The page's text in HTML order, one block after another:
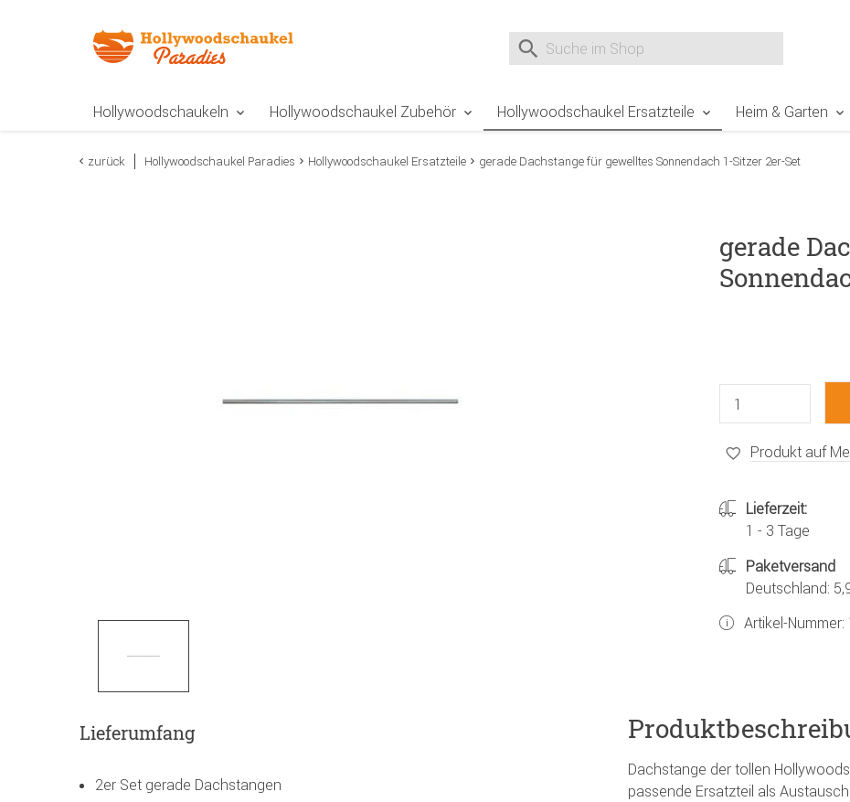
Suche nach
Hollywoodschaukeln Hollywoodschaukel Zubehör Hollywoodschaukel Ersatzteile Heim & Garten
zurück Hollywoodschaukel Paradies Hollywoodschaukel Ersatzteile gerade Dachstange für gewelltes Sonnendach 1-Sitzer 2er-Set
gerade
Produkt auf
Lieferzeit:
1 - 3 Tage
Paketversand
Deutschland:
Artikel-Nummer:
Lieferumfang
2er Set gerade Dachstangen
Dachstange der tollen
passende Ersatzteil als